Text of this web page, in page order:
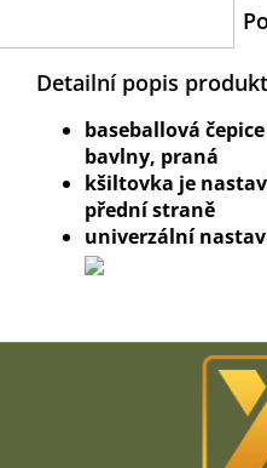
Detailní popis
baseballová
bavlny, praná
kšiltovka je
přední straně
univerzální
Z